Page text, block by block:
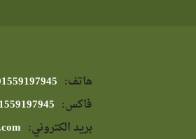
هاتف:
فاكس:
بريد الكتروني: